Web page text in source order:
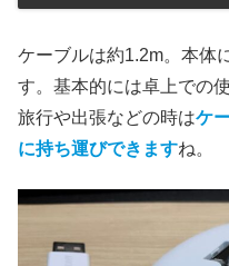
ケーブルは約1.2m。本体
す。基本的には卓上での
旅行や出張などの時はケ
に持ち運びできますね。